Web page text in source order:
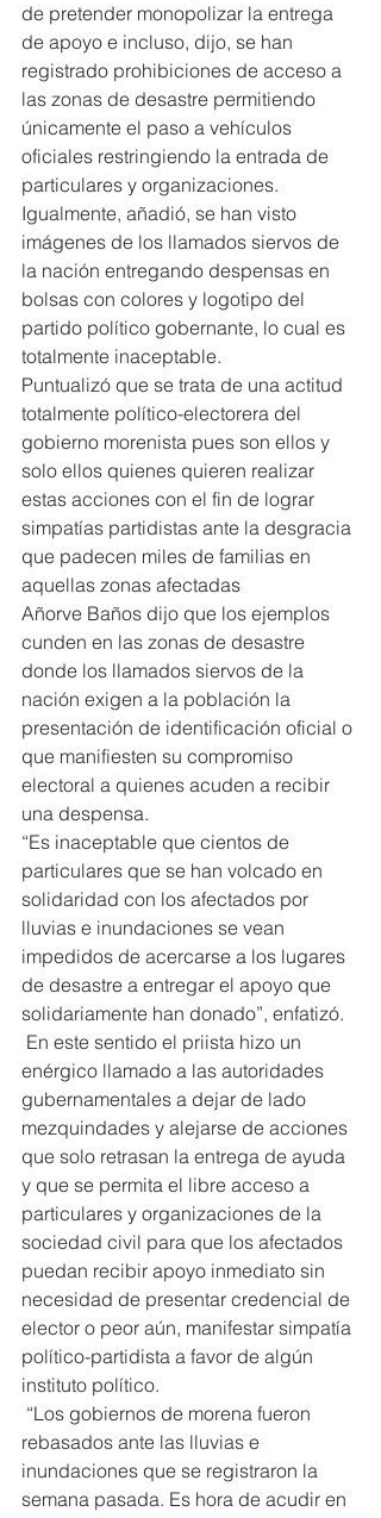
de pretender monopolizar la entrega
de apoyo e incluso, dijo, se han
registrado prohibiciones de acceso a
las zonas de desastre permitiendo
únicamente el paso a vehículos
oficiales restringiendo la entrada de
particulares y organizaciones.
Igualmente, añadió, se han visto
imágenes de los llamados siervos de
la nación entregando despensas en
bolsas con colores y logotipo del
partido político gobernante, lo cual es
totalmente inaceptable.
Puntualizó que se trata de una actitud
totalmente político-electorera del
gobierno morenista pues son ellos y
solo ellos quienes quieren realizar
estas acciones con el fin de lograr
simpatías partidistas ante la desgracia
que padecen miles de familias en
aquellas zonas afectadas
Añorve Baños dijo que los ejemplos
cunden en las zonas de desastre
donde los llamados siervos de la
nación exigen a la población la
presentación de identificación oficial o
que manifiesten su compromiso
electoral a quienes acuden a recibir
una despensa.
“Es inaceptable que cientos de
particulares que se han volcado en
solidaridad con los afectados por
lluvias e inundaciones se vean
impedidos de acercarse a los lugares
de desastre a entregar el apoyo que
solidariamente han donado”, enfatizó.
En este sentido el priista hizo un
enérgico llamado a las autoridades
gubernamentales a dejar de lado
mezquindades y alejarse de acciones
que solo retrasan la entrega de ayuda
y que se permita el libre acceso a
particulares y organizaciones de la
sociedad civil para que los afectados
puedan recibir apoyo inmediato sin
necesidad de presentar credencial de
elector o peor aún, manifestar simpatía
político-partidista a favor de algún
instituto político.
“Los gobiernos de morena fueron
rebasados ante las lluvias e
inundaciones que se registraron la
semana pasada. Es hora de acudir en